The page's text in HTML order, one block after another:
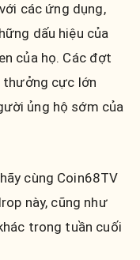
các ứng dụng,
dấu hiệu của
của họ. Các đợt
thưởng cực lớn
ủng hộ sớm của
cùng Coin68TV
này, cũng như
trong tuần cuối